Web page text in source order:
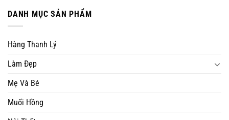
DANH MỤC SẢN PHẨM
Hàng Thanh Lý
Làm Đẹp
Mẹ Và Bé
Muối Hồng